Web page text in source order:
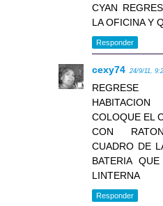
CYAN
LA OFICINA Y
Responder
cexy74 24/9/11,
COLOQUE EL
CON
CUADRO DE
BATERIA
LINTERNA
Responder